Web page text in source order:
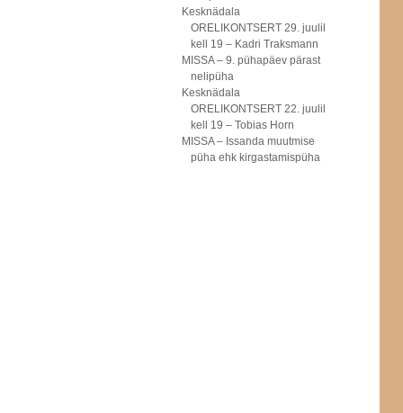
Kesknädala
ORELIKONTSERT 29. juulil
kell 19 – Kadri Traksmann
MISSA – 9. pühapäev pärast
nelipüha
Kesknädala
ORELIKONTSERT 22. juulil
kell 19 – Tobias Horn
MISSA – Issanda muutmise
püha ehk kirgastamispüha